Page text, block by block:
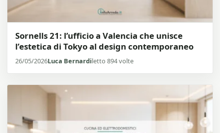
Sornells 21: l’ufficio a Valencia che unisce
l’estetica di Tokyo al design contemporaneo
26/05/2026Luca Bernardiletto 894 volte